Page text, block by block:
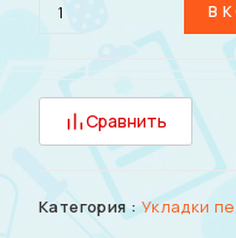
В
Сравнить
Категория :Укладки